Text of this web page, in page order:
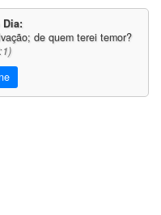
de quem terei temor?